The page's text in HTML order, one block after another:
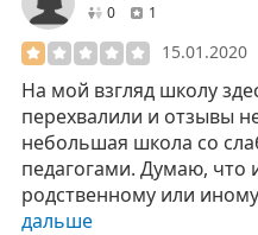
0друзей1
15.01.2020
На мой взгляд школу
перехвалили и отзывы
небольшая школа со
педагогами. Думаю, что
родственному или
дальше